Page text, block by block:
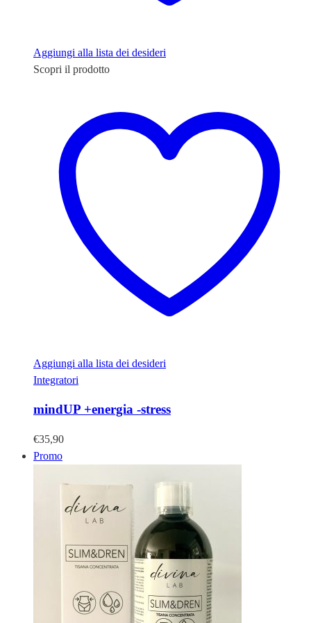
Aggiungi alla lista dei desideri
Scopri il prodotto
Aggiungi alla lista dei desideri
Integratori
mindUP +energia -stress
€35,90
Promo